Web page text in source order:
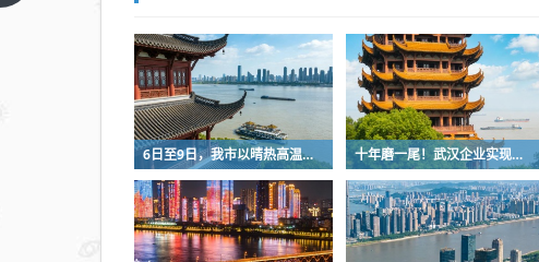
6日至9日，我市以晴热高温天气为主 十年磨一尾！武汉企业实现圆口铜鱼规模化繁育